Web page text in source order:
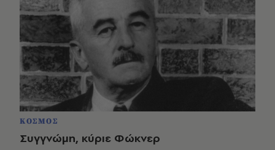
ΚΟΣΜΟΣ
Συγγνώμη, κύριε Φώκνερ